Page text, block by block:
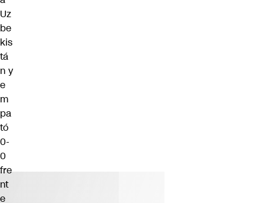
Uz
be
kis
tá
n y
e
m
pa
tó
0-
0
fre
nt
e